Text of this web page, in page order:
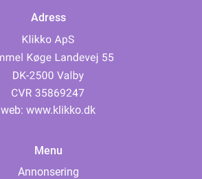
Adress
web: www.klikko.dk
Menu
Annonsering